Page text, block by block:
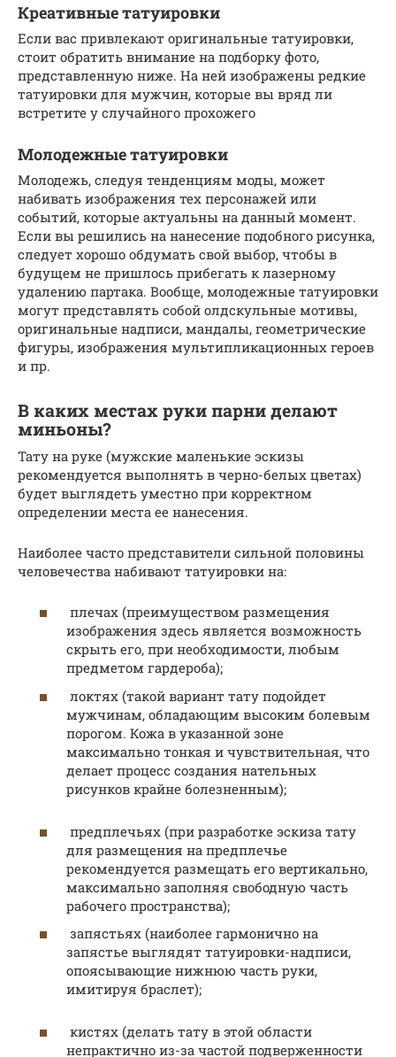
Креативные татуировки
Если вас привлекают оригинальные татуировки,
стоит обратить внимание на подборку фото,
представленную ниже. На ней изображены редкие
татуировки для мужчин, которые вы вряд ли
встретите у случайного прохожего
Молодежные татуировки
Молодежь, следуя тенденциям моды, может
набивать изображения тех персонажей или
событий, которые актуальны на данный момент.
Если вы решились на нанесение подобного рисунка,
следует хорошо обдумать свой выбор, чтобы в
будущем не пришлось прибегать к лазерному
удалению партака. Вообще, молодежные татуировки
могут представлять собой олдскульные мотивы,
оригинальные надписи, мандалы, геометрические
фигуры, изображения мультипликационных героев
и пр.
В каких местах руки парни делают
миньоны?
Тату на руке (мужские маленькие эскизы
рекомендуется выполнять в черно-белых цветах)
будет выглядеть уместно при корректном
определении места ее нанесения.
Наиболее часто представители сильной половины
человечества набивают татуировки на:
плечах (преимуществом размещения
изображения здесь является возможность
скрыть его, при необходимости, любым
предметом гардероба);
локтях (такой вариант тату подойдет
мужчинам, обладающим высоким болевым
порогом. Кожа в указанной зоне
максимально тонкая и чувствительная, что
делает процесс создания нательных
рисунков крайне болезненным);
предплечьях (при разработке эскиза тату
для размещения на предплечье
рекомендуется размещать его вертикально,
максимально заполняя свободную часть
рабочего пространства);
запястьях (наиболее гармонично на
запястье выглядят татуировки-надписи,
опоясывающие нижнюю часть руки,
имитируя браслет);
кистях (делать тату в этой области
непрактично из-за частой подверженности